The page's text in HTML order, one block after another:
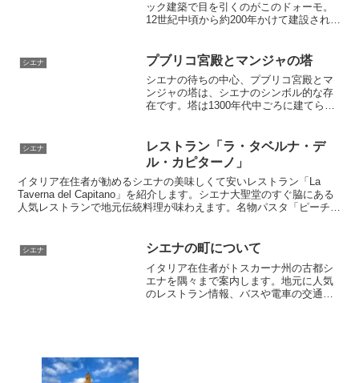
めのお店を紹介します！
ック建築で目を引くのがこのドォーモ。
12世紀中頃から約200年かけて建設され
ェロ、ドナテッロなどなど当時の一流芸
シエナ プブリコ宮殿とマンジャの塔
シエナの待ちの中心、プブリコ宮殿とマ
ンジャの塔は、シエナのシンボル的な存
在です。塔は1300年代中ごろに建てら
とになります。塔の上から真下のカンポ
広場の全景を見渡すことができオススメ
です。
シエナ
レストラン「ラ・タベルナ・デ
ル・カピターノ」
イタリア在住者が勧めるシエナの美味しくて安いレストラン「La
Taverna del Capitano」を紹介します。シエナ大聖堂のすぐ脇にある
人気レストランで地元伝統料理が味わえます。名物パスタ「ピーチ」
シエナ シエナの町について
イタリア在住者がトスカーナ州の古都シ
エナを隅々まで案内します。地元に人気
のレストラン情報、バスや電車の交通案